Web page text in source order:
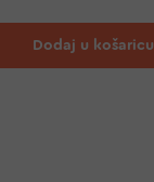
listu želja
Dodaj u košaricu